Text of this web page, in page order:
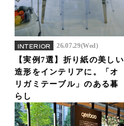
INTERIOR 26.07.29(Wed)
【実例7選】折り紙の美しい
造形をインテリアに。「オ
リガミテーブル」のある暮
らし